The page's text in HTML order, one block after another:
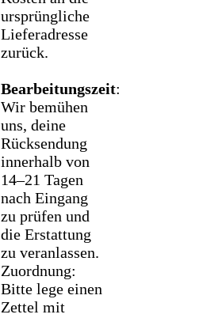
ursprüngliche
Lieferadresse
zurück.
Bearbeitungszeit:
Wir bemühen
uns, deine
Rücksendung
innerhalb von
14–21 Tagen
nach Eingang
zu prüfen und
die Erstattung
zu veranlassen.
Zuordnung:
Bitte lege einen
Zettel mit